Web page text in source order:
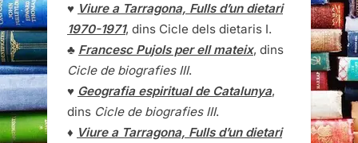
♥ Viure a Tarragona, Fulls d’un dietari
1970-1971, dins Cicle dels dietaris I.
♣ Francesc Pujols per ell mateix, dins
Cicle de biografies III.
♥ Geografia espiritual de Catalunya,
dins Cicle de biografies III.
♦ Viure a Tarragona, Fulls d’un dietari